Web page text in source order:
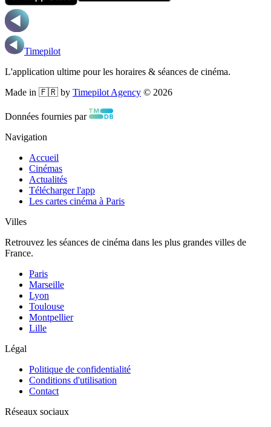
Timepilot
L'application ultime pour les horaires & séances de cinéma.
Made in 🇫🇷 by Timepilot Agency © 2026
Données fournies par
Navigation
Accueil
Cinémas
Actualités
Télécharger l'app
Les cartes cinéma à Paris
Villes
Retrouvez les séances de cinéma dans les plus grandes villes de
France.
Paris
Marseille
Lyon
Toulouse
Montpellier
Lille
Légal
Politique de confidentialité
Conditions d'utilisation
Contact
Réseaux sociaux